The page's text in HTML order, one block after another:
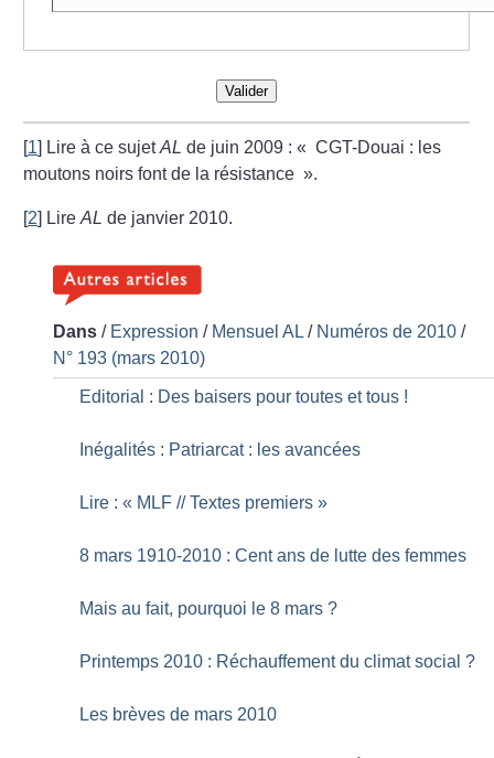
Valider
1 Lire à ce sujetAL de juin 2009 : « CGT-Douai : les
moutons noirs font de la résistance ».
[2 LireAL de janvier 2010.
Dans / Expression / Mensuel AL / Numéros de 2010 /
N° 193 (mars 2010)
Editorial : Des baisers pour toutes et tous !
Inégalités : Patriarcat : les avancées
Lire : « MLF // Textes premiers »
8 mars 1910-2010 : Cent ans de lutte des femmes
Mais au fait, pourquoi le 8 mars ?
Printemps 2010 : Réchauffement du climat social ?
Les brèves de mars 2010